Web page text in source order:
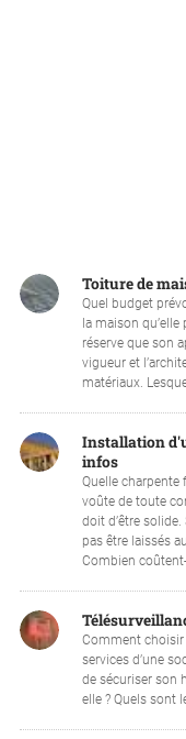
Toiture de
Quel budget
la maison
réserve que son
vigueur et
matériaux.
Installation
infos
Quelle charpente
voûte de toute
doit d’être
pas être laissés
Combien
Comment choisir
services d’une
de sécuriser son
elle ? Quels sont